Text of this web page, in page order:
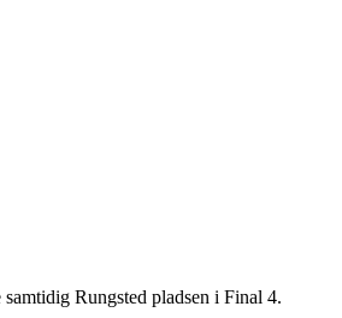
Rungsted pladsen i Final 4.